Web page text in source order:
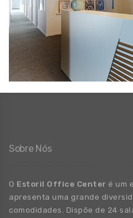
Sobre Nós
O Estoril Office Center é um
apresenta uma grande
comodidades. Dispõe de 24